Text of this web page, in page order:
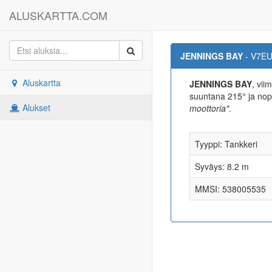
ALUSKARTTA.COM
Aluskartta
Alukset
JENNINGS BAY -
JENNINGS BAY,
suuntana 215° ja
moottoria".
Tyyppi: Tankkeri
Syväys: 8.2 m
MMSI: 538005535